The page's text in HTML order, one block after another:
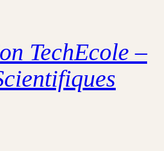
TechEcole –